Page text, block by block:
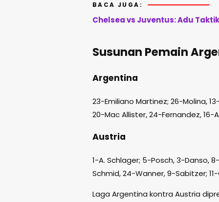
BACA JUGA:
Chelsea vs Juventus: Adu
Susunan Pemain
Argentina
23-Emiliano Martinez; 26-Molina,
20-Mac Allister, 24-Fernandez, 16-
Austria
1-A. Schlager; 5-Posch, 3-Danso,
Schmid, 24-Wanner, 9-Sabitzer;
Laga Argentina kontra Austria